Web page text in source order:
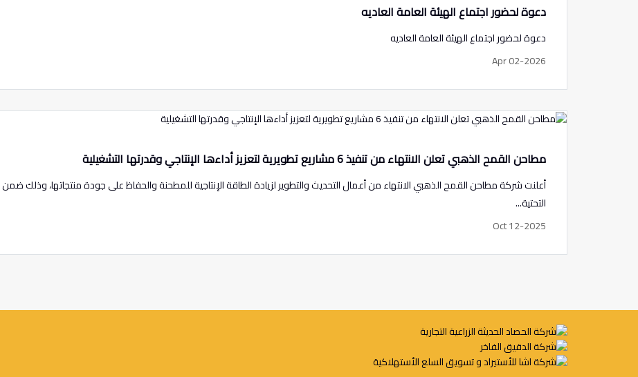
دعوة لحضور اجتماع الهيئة العامة العاديه
دعوة لحضور اجتماع الهيئة العامة العاديه
Apr 02-2026
مطاحن القمح الذهبي تعلن الانتهاء من تنفيذ 6 مشاريع تطويرية لتعزيز أداءها الإنتاجي وقدرتها التشغيلية
أعلنت شركة مطاحن القمح الذهبي الانتهاء من أعمال التحديث والتطوير لزيادة الطاقة الإنتاجية للمطحنة والحفاظ على جودة منتجاتها، وذلك ضمن
التحتية...
Oct 12-2025